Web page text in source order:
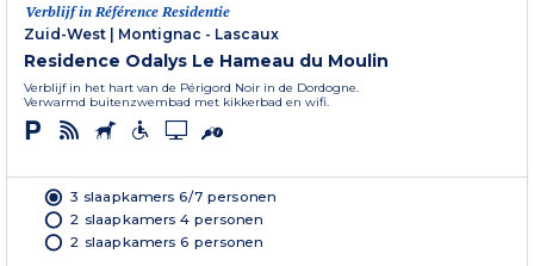
Verblijf in Référence Residentie
Zuid-West | Montignac - Lascaux
Residence Odalys Le Hameau du Moulin
Verblijf in het hart van de Périgord Noir in de Dordogne.
Verwarmd buitenzwembad met kikkerbad en wifi.
3 slaapkamers 6/7 personen
2 slaapkamers 4 personen
2 slaapkamers 6 personen